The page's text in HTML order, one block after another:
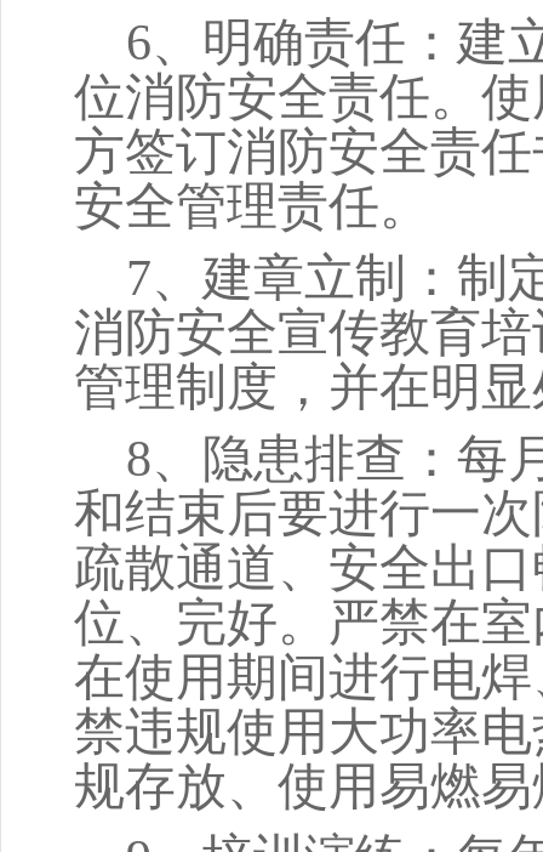
6、明确责任：建
位消防安全责任。
方签订消防安全责
安全管理责任。
7、建章立制：制
消防安全宣传教育
管理制度，并在明
8、隐患排查：每
和结束后要进行一
疏散通道、安全出
位、完好。严禁在
在使用期间进行电
禁违规使用大功率
规存放、使用易燃